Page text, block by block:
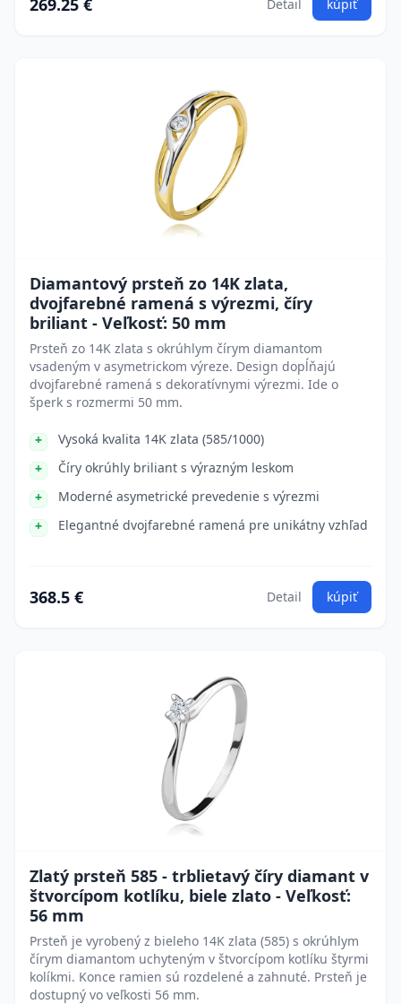
269.25 € Detail kúpiť
Diamantový prsteň zo 14K zlata,
dvojfarebné ramená s výrezmi, číry
briliant - Veľkosť: 50 mm
Prsteň zo 14K zlata s okrúhlym čírym diamantom
vsadeným v asymetrickom výreze. Design dopĺňajú
dvojfarebné ramená s dekoratívnymi výrezmi. Ide o
šperk s rozmermi 50 mm.
Vysoká kvalita 14K zlata (585/1000)
Číry okrúhly briliant s výrazným leskom
Moderné asymetrické prevedenie s výrezmi
Elegantné dvojfarebné ramená pre unikátny vzhľad
368.5 € Detail kúpiť
Zlatý prsteň 585 - trblietavý číry diamant v
štvorcípom kotlíku, biele zlato - Veľkosť:
56 mm
Prsteň je vyrobený z bieleho 14K zlata (585) s okrúhlym
čírym diamantom uchyteným v štvorcípom kotlíku štyrmi
kolíkmi. Konce ramien sú rozdelené a zahnuté. Prsteň je
dostupný vo veľkosti 56 mm.